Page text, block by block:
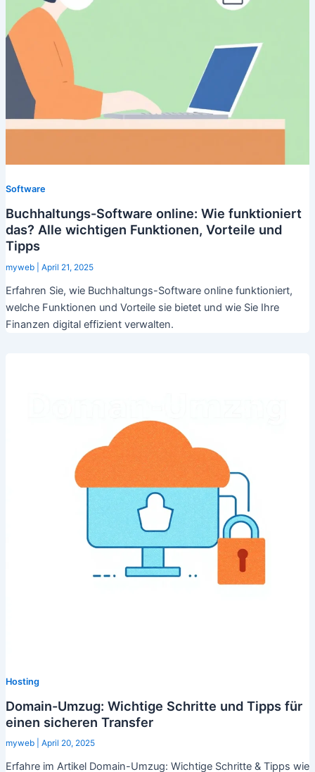
Software
Buchhaltungs-Software online: Wie funktioniert
das? Alle wichtigen Funktionen, Vorteile und
Tipps
myweb April 21, 2025
Erfahren Sie, wie Buchhaltungs-Software online funktioniert,
welche Funktionen und Vorteile sie bietet und wie Sie Ihre
Finanzen digital effizient verwalten.
Hosting
Domain-Umzug: Wichtige Schritte und Tipps für
einen sicheren Transfer
myweb April 20, 2025
Erfahre im Artikel Domain-Umzug: Wichtige Schritte & Tipps wie